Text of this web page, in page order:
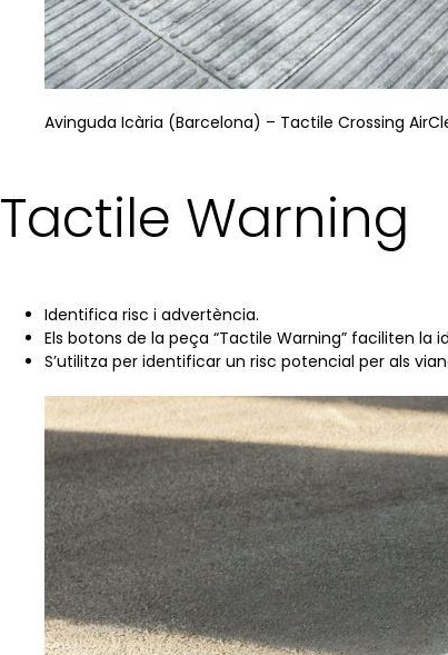
Avinguda Icària (Barcelona) – Tactile Crossing
Tactile Warning
Identifica risc i advertència.
Els botons de la peça “Tactile Warning” faciliten
S’utilitza per identificar un risc potencial per als